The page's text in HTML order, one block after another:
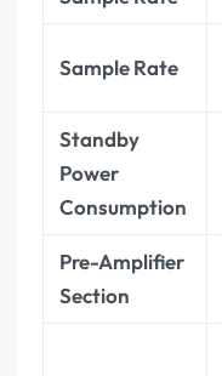
Sample Rate
Standby
Power
Consumption
Pre-Amplifier
Section